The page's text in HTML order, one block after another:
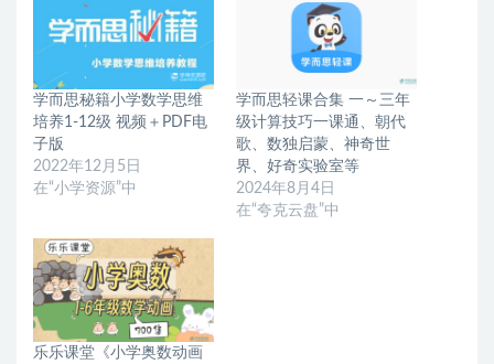
学而思秘籍小学数学思维
培养1-12级 视频＋PDF电
子版
2022年12月5日
在“小学资源”中
学而思轻课合集 一～三年
级计算技巧一课通、朝代
歌、数独启蒙、神奇世
界、好奇实验室等
2024年8月4日
在“夸克云盘”中
乐乐课堂《小学奥数动画